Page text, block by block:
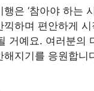
은 ‘참아야 하는
하며 편안하게 시
거예요. 여러분의
해지기를 응원합니